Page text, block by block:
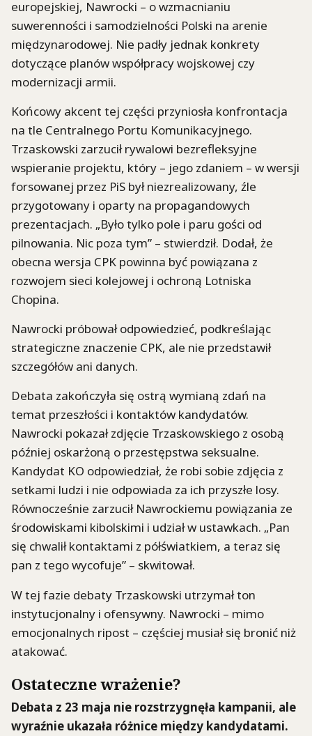
europejskiej, Nawrocki – o wzmacnianiu
suwerenności i samodzielności Polski na arenie
międzynarodowej. Nie padły jednak konkrety
dotyczące planów współpracy wojskowej czy
modernizacji armii.
Końcowy akcent tej części przyniosła konfrontacja
na tle Centralnego Portu Komunikacyjnego.
Trzaskowski zarzucił rywalowi bezrefleksyjne
wspieranie projektu, który – jego zdaniem – w wersji
forsowanej przez PiS był niezrealizowany, źle
przygotowany i oparty na propagandowych
prezentacjach. „Było tylko pole i paru gości od
pilnowania. Nic poza tym” – stwierdził. Dodał, że
obecna wersja CPK powinna być powiązana z
rozwojem sieci kolejowej i ochroną Lotniska
Chopina.
Nawrocki próbował odpowiedzieć, podkreślając
strategiczne znaczenie CPK, ale nie przedstawił
szczegółów ani danych.
Debata zakończyła się ostrą wymianą zdań na
temat przeszłości i kontaktów kandydatów.
Nawrocki pokazał zdjęcie Trzaskowskiego z osobą
później oskarżoną o przestępstwa seksualne.
Kandydat KO odpowiedział, że robi sobie zdjęcia z
setkami ludzi i nie odpowiada za ich przyszłe losy.
Równocześnie zarzucił Nawrockiemu powiązania ze
środowiskami kibolskimi i udział w ustawkach. „Pan
się chwalił kontaktami z półświatkiem, a teraz się
pan z tego wycofuje” – skwitował.
W tej fazie debaty Trzaskowski utrzymał ton
instytucjonalny i ofensywny. Nawrocki – mimo
emocjonalnych ripost – częściej musiał się bronić niż
atakować.
Ostateczne wrażenie?
Debata z 23 maja nie rozstrzygnęła kampanii, ale
wyraźnie ukazała różnice między kandydatami.